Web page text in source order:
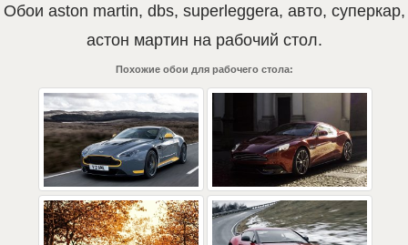
Обои aston martin, dbs, superleggera, авто, суперкар,
астон мартин на рабочий стол.
Похожие обои для рабочего стола: